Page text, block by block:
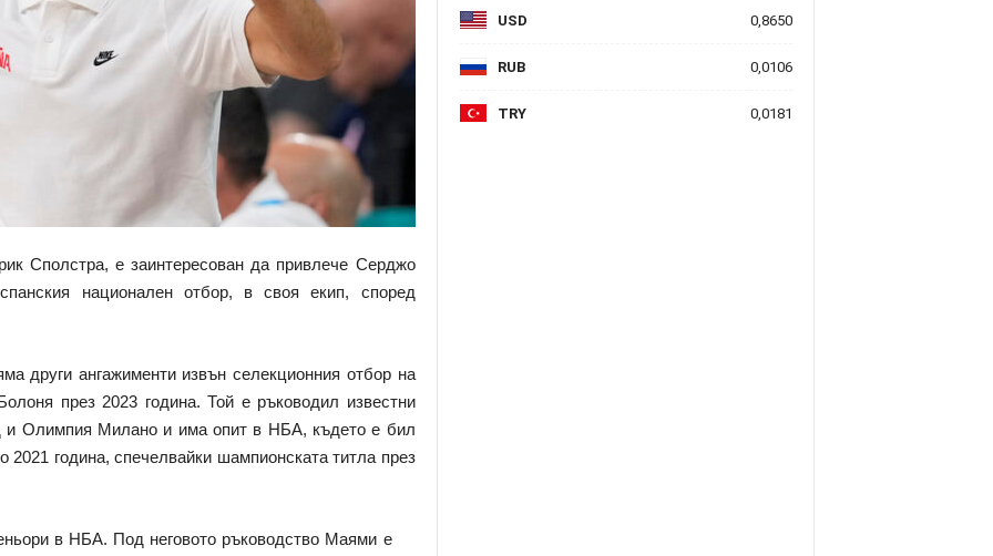
Сполстра, е заинтересован да привлече Серджо
национален отбор, в своя екип, според
други ангажименти извън селекционния отбор на
през 2023 година. Той е ръководил известни
и Олимпия Милано и има опит в НБА, където е бил
2021 година, спечелвайки шампионската титла през
в НБА. Под неговото ръководство Маями е
USD 0,8650
RUB 0,0106
TRY 0,0181